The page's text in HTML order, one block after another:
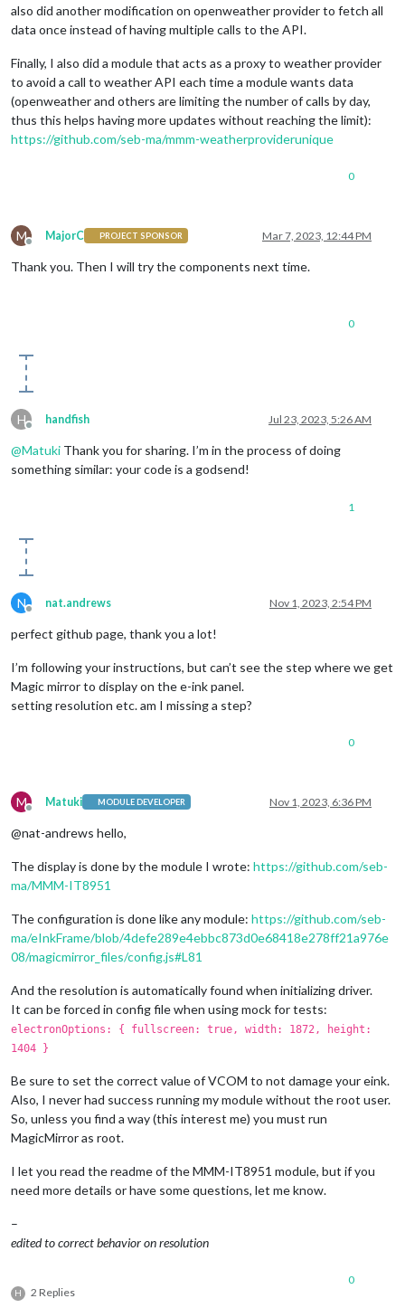
also did another modification on openweather provider to fetch all
data once instead of having multiple calls to the API.
Finally, I also did a module that acts as a proxy to weather provider
to avoid a call to weather API each time a module wants data
(openweather and others are limiting the number of calls by day,
thus this helps having more updates without reaching the limit):
https://github.com/seb-ma/mmm-weatherproviderunique
0
M
Offline
MajorC PROJECT SPONSOR Mar 7, 2023, 12:44 PM
Thank you. Then I will try the components next time.
0
H
Offline
handfish Jul 23, 2023, 5:26 AM
@Matuki Thank you for sharing. I’m in the process of doing
something similar: your code is a godsend!
1
N
Offline
nat.andrews Nov 1, 2023, 2:54 PM
perfect github page, thank you a lot!
I’m following your instructions, but can’t see the step where we get
Magic mirror to display on the e-ink panel.
setting resolution etc. am I missing a step?
0
M
Offline
Matuki MODULE DEVELOPER Nov 1, 2023, 6:36 PM
@nat-andrews hello,
The display is done by the module I wrote: https://github.com/seb-
ma/MMM-IT8951
The configuration is done like any module: https://github.com/seb-
ma/eInkFrame/blob/4defe289e4ebbc873d0e68418e278ff21a976e
08/magicmirror_files/config.js#L81
And the resolution is automatically found when initializing driver.
It can be forced in config file when using mock for tests:
electronOptions: { fullscreen: true, width: 1872, height:
1404 }
Be sure to set the correct value of VCOM to not damage your eink.
Also, I never had success running my module without the root user.
So, unless you find a way (this interest me) you must run
MagicMirror as root.
I let you read the readme of the MMM-IT8951 module, but if you
need more details or have some questions, let me know.
–
edited to correct behavior on resolution
H 2 Replies
0